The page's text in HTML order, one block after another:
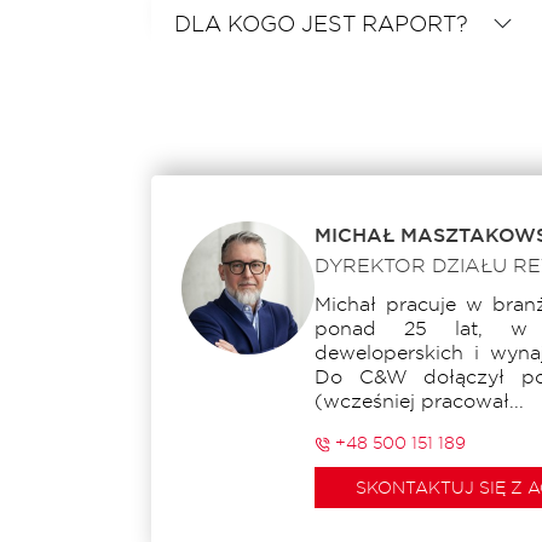
DLA KOGO JEST RAPORT?
MICHAŁ
DYREKTOR DZIAŁU
Michał pracuje w
ponad 25 lat, w
deweloperskich i
Do C&W dołączył
(wcześniej pracował...
+48 500 151 189
SKONTAKTUJ SIĘ Z